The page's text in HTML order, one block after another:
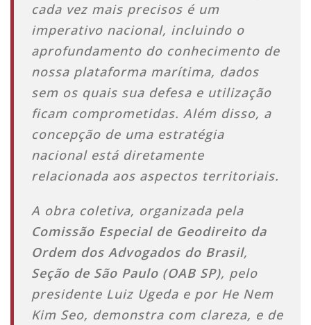
cada vez mais precisos é um
imperativo nacional, incluindo o
aprofundamento do conhecimento de
nossa plataforma marítima, dados
sem os quais sua defesa e utilização
ficam comprometidas. Além disso, a
concepção de uma estratégia
nacional está diretamente
relacionada aos aspectos territoriais.
A obra coletiva, organizada pela
Comissão Especial de Geodireito da
Ordem dos Advogados do Brasil,
Seção de São Paulo (OAB SP), pelo
presidente Luiz Ugeda e por He Nem
Kim Seo, demonstra com clareza, e de